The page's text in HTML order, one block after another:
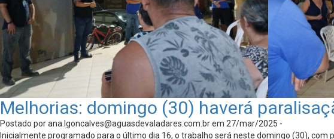
Melhorias: domingo (30) haverá
Postado porana.lgoncalves@aguasdevaladares.com.brem 27/mar/2025 -
Inicialmente programado para o último dia 16, o trabalho será neste domingo (30), com